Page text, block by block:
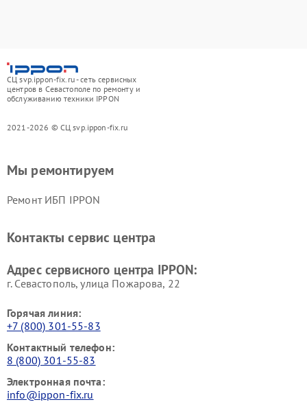
СЦ svp.ippon-fix.ru - сеть сервисных
центров в Севастополе по ремонту и
обслуживанию техники IPPON
2021-2026 © СЦ svp.ippon-fix.ru
Мы ремонтируем
Ремонт ИБП IPPON
Контакты сервис центра
Адрес сервисного центра IPPON:
г. Севастополь, улица Пожарова, 22
Горячая линия:
+7 (800) 301-55-83
Контактный телефон:
8 (800) 301-55-83
Электронная почта:
info@ippon-fix.ru